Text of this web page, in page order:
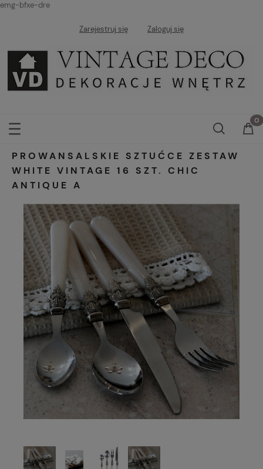
emg-bfxe-dre
Zarejestruj się Zaloguj się
PROWANSALSKIE SZTUĆCE ZESTAW
WHITE VINTAGE 16 SZT. CHIC
ANTIQUE A